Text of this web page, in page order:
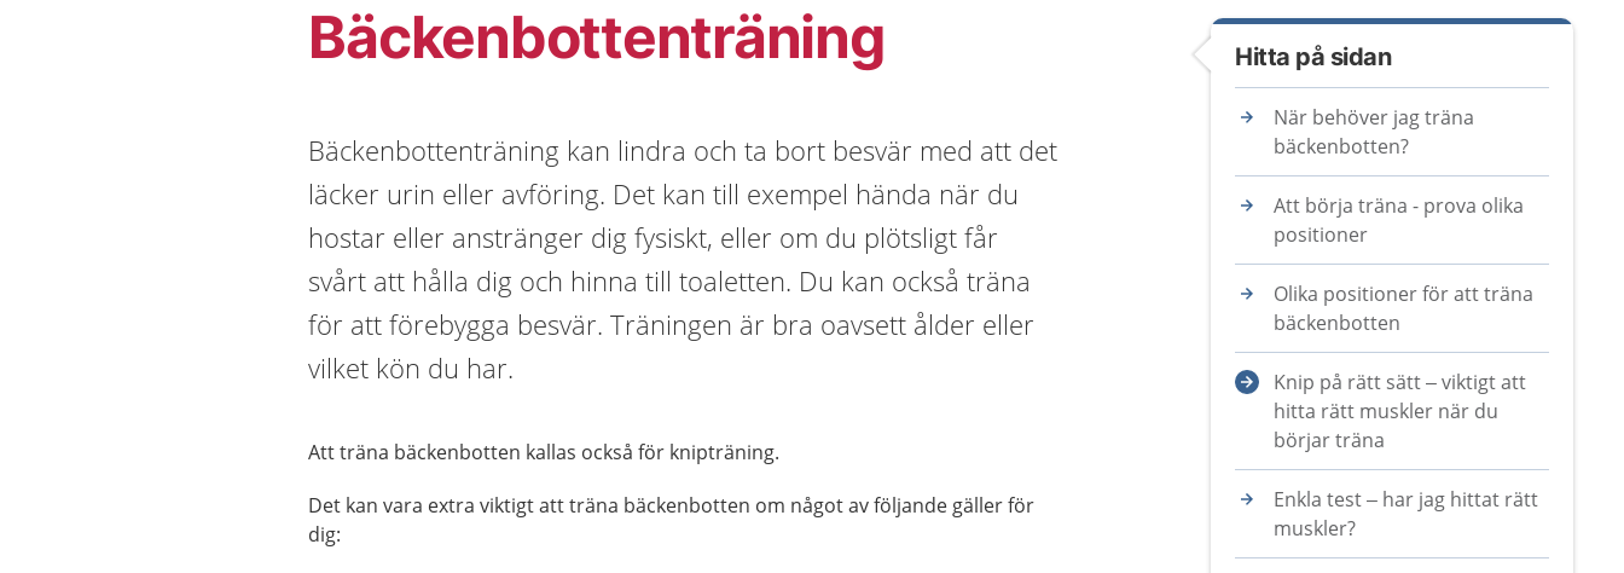
Bäckenbottenträning
Bäckenbottenträning kan lindra och ta bort besvär med att det
läcker urin eller avföring. Det kan till exempel hända när du
hostar eller anstränger dig fysiskt, eller om du plötsligt får
svårt att hålla dig och hinna till toaletten. Du kan också träna
för att förebygga besvär. Träningen är bra oavsett ålder eller
vilket kön du har.
Att träna bäckenbotten kallas också för knipträning.
Det kan vara extra viktigt att träna bäckenbotten om något av följande gäller för
dig:
Hitta på sidan
När behöver jag träna
bäckenbotten?
Att börja träna - prova olika
positioner
Olika positioner för att träna
bäckenbotten
Knip på rätt sätt – viktigt att
hitta rätt muskler när du
börjar träna
Enkla test – har jag hittat rätt
muskler?